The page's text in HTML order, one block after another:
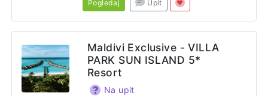
Pogledaj Upit
Maldivi Exclusive - VILLA
PARK SUN ISLAND 5*
Resort
Na upit